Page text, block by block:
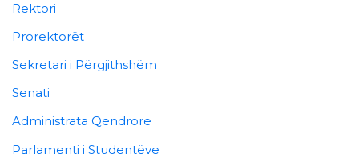
Rektori
Prorektorët
Sekretari i Përgjithshëm
Senati
Administrata Qendrore
Parlamenti i Studentëve